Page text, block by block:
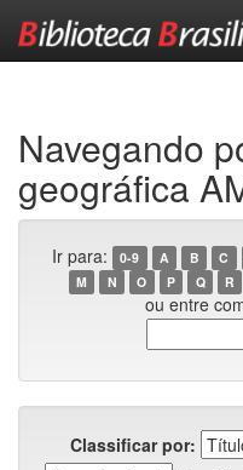
Navegando
geográfica
Ir para: 0-9 A B C
M
N O P Q R
ou entre
Classificar por: